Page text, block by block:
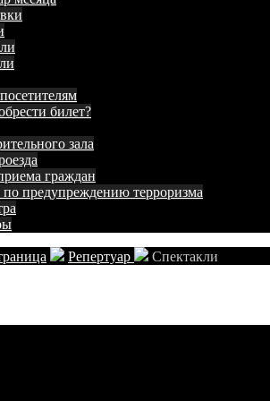
посетителям
билет?
зала
граждан
предупреждению терроризма
Репертуар Спектакли